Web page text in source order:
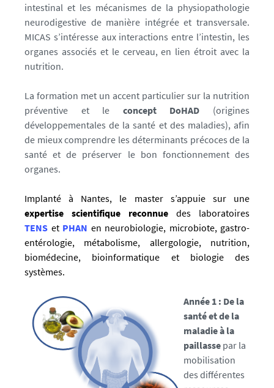
intestinal et les mécanismes de la physiopathologie
neurodigestive de manière intégrée et transversale.
MICAS s’intéresse aux interactions entre l’intestin, les
organes associés et le cerveau, en lien étroit avec la
nutrition.
La formation met un accent particulier sur la nutrition
préventive et le concept DoHAD (origines
développementales de la santé et des maladies), afin
de mieux comprendre les déterminants précoces de la
santé et de préserver le bon fonctionnement des
organes.
Implanté à Nantes, le master s’appuie sur une
expertise scientifique reconnue des laboratoires
TENS et PHAN en neurobiologie, microbiote, gastro-
entérologie, métabolisme, allergologie, nutrition,
biomédecine, bioinformatique et biologie des
systèmes.
Année 1 : De la
santé et de la
maladieà la
paillasse par la
mobilisation
des différentes